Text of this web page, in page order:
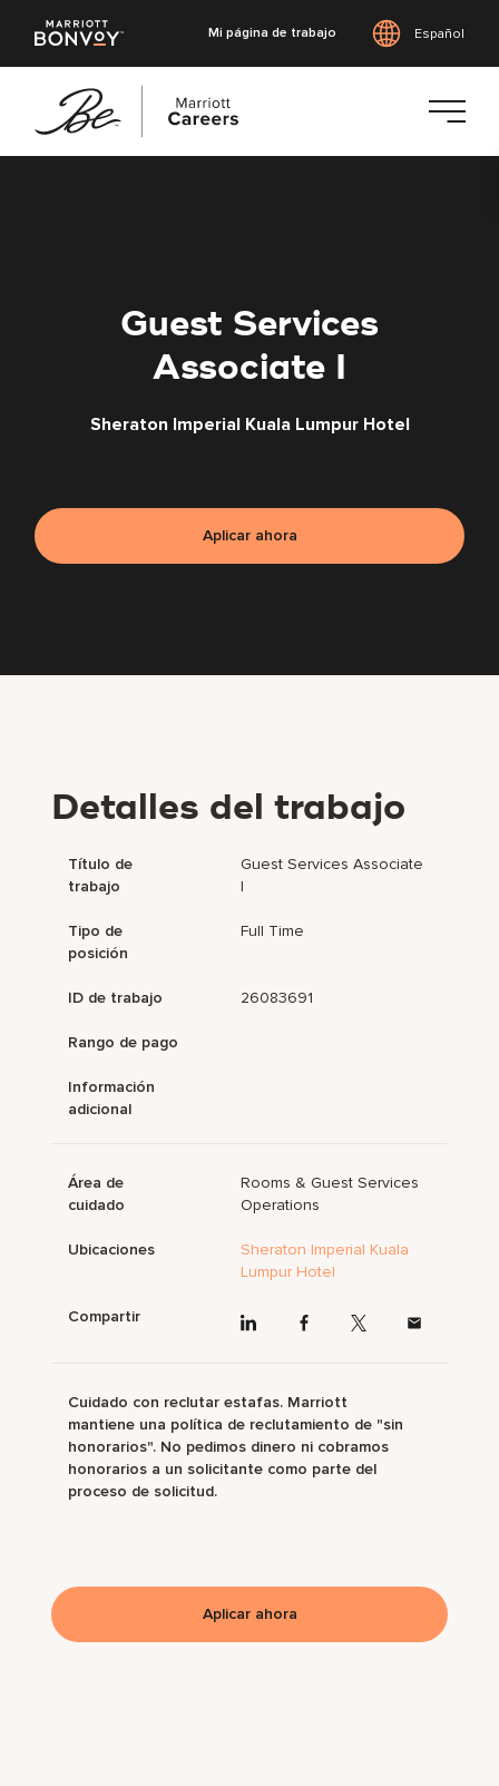
Mi página de trabajo Español
Guest Services
Associate I
Sheraton Imperial Kuala Lumpur Hotel
Aplicar ahora
Detalles del trabajo
Título de
trabajo
Guest Services Associate
I
Tipo de
posición
Full Time
ID de trabajo 26083691
Rango de pago
Información
adicional
Área de
cuidado
Rooms & Guest Services
Operations
Ubicaciones
Sheraton Imperial Kuala
Lumpur Hotel
Compartir
Cuidado con reclutar estafas. Marriott
mantiene una política de reclutamiento de "sin
honorarios". No pedimos dinero ni cobramos
honorarios a un solicitante como parte del
proceso de solicitud.
Aplicar ahora